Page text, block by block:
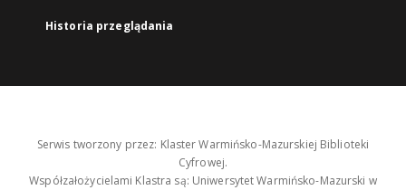
Historia przeglądania
Serwis tworzony przez: Klaster Warmińsko-Mazurskiej Biblioteki
Cyfrowej.
Współzałożycielami Klastra są: Uniwersytet Warmińsko-Mazurski w